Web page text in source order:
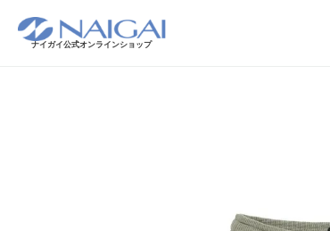
ナイガイ公式オンラインショップ